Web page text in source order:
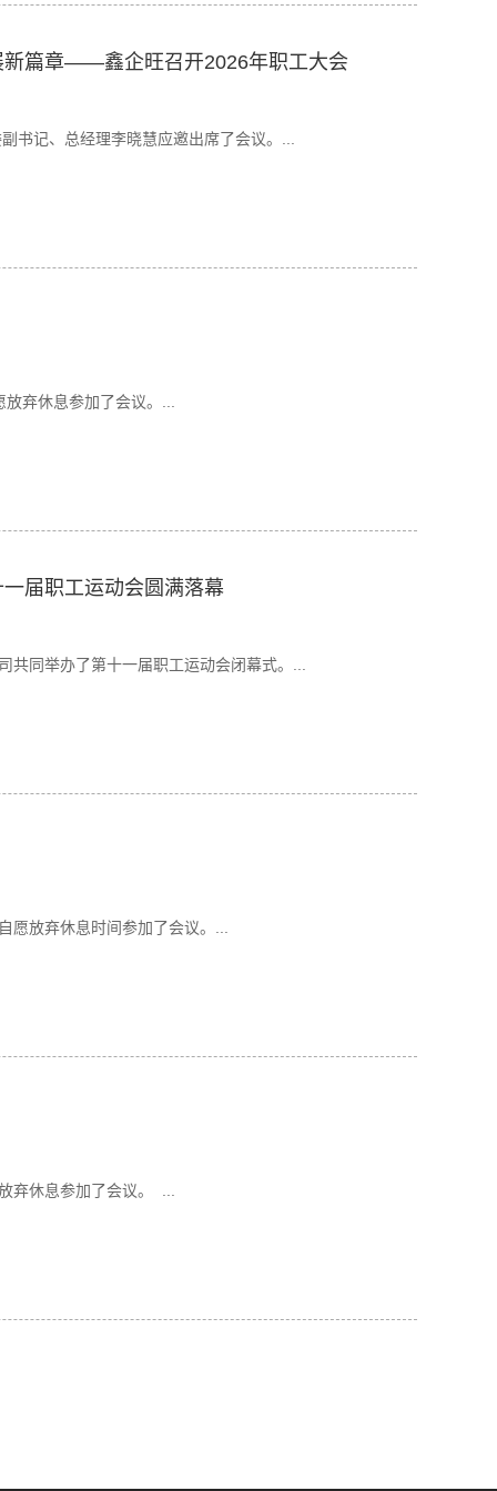
新篇章——鑫企旺召开2026年职工大会
书记、总经理李晓慧应邀出席了会议。...
弃休息参加了会议。...
届职工运动会圆满落幕
同举办了第十一届职工运动会闭幕式。...
放弃休息时间参加了会议。...
弃休息参加了会议。 ...